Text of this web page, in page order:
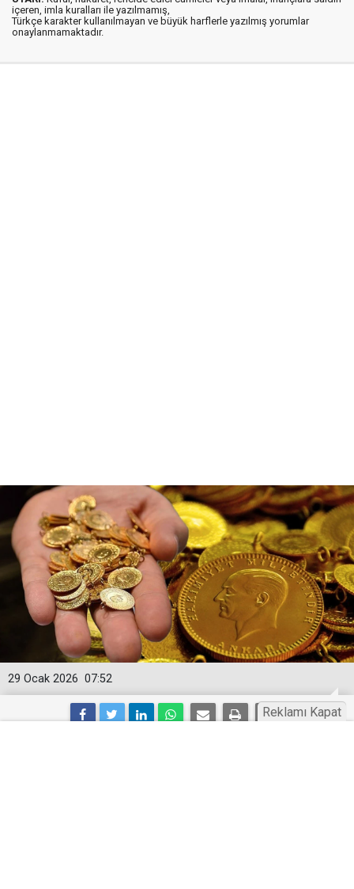
içeren, imla kuralları ile yazılmamış,
Türkçe karakter kullanılmayan ve büyük harflerle yazılmış yorumlar
onaylanmamaktadır.
07:52
29 Ocak 2026
Reklamı Kapat